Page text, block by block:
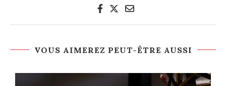
VOUS AIMEREZ PEUT-ÊTRE AUSSI